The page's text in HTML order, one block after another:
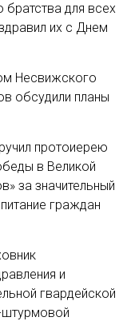
для всех
их с Днем
Несвижского
обсудили планы
протоиерею
в Великой
за значительный
граждан
и
гвардейской
штурмовой